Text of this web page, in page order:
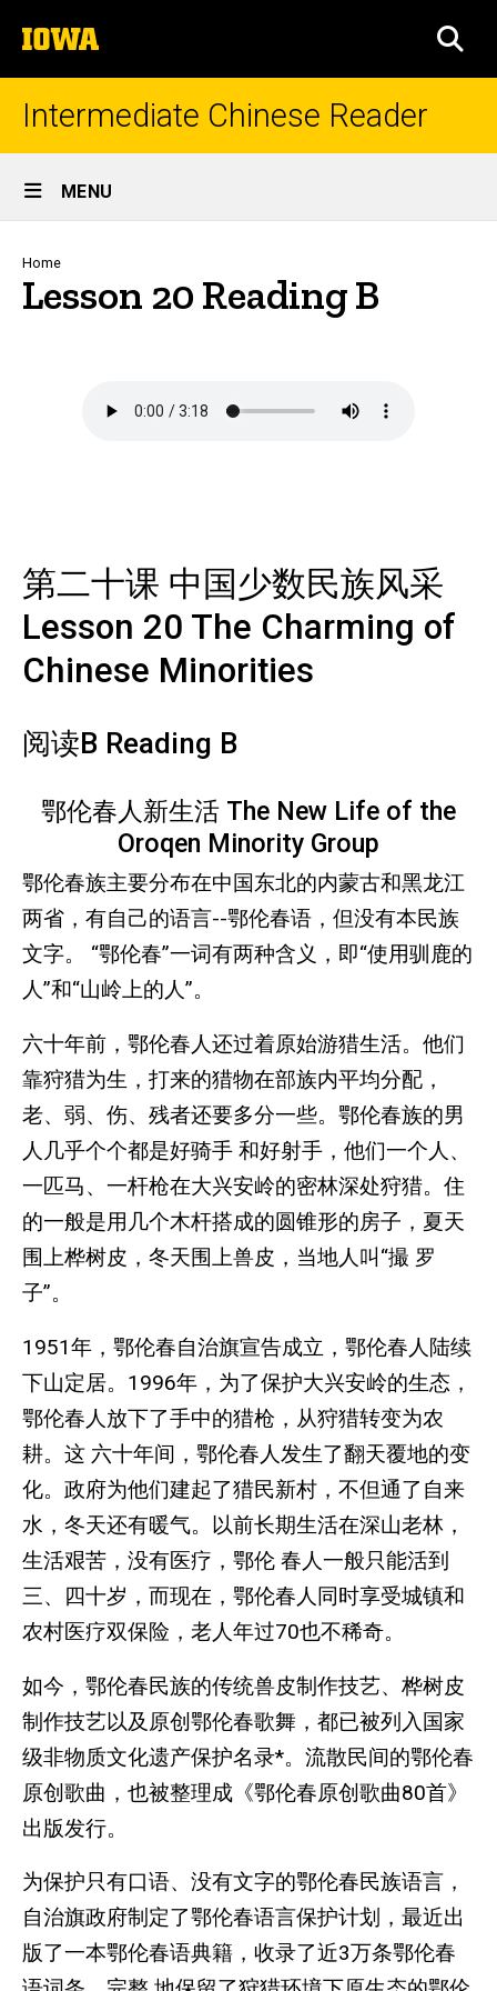
to
content
The
University
of
Intermediate Chinese Reader
Site
Main
Navigation
MENU
Breadcrumb
Home
Lesson 20 Reading B
第二十课 中国少数民族风采
Lesson 20 The Charming of
Chinese Minorities
阅读B Reading B
鄂伦春人新生活 The New Life of the
Oroqen Minority Group
鄂伦春族主要分布在中国东北的内蒙古和黑龙江
两省，有自己的语言--鄂伦春语，但没有本民族
文字。 “鄂伦春”一词有两种含义，即“使用驯鹿的
人”和“山岭上的人”。
六十年前，鄂伦春人还过着原始游猎生活。他们
靠狩猎为生，打来的猎物在部族内平均分配，
老、弱、伤、残者还要多分一些。鄂伦春族的男
人几乎个个都是好骑手 和好射手，他们一个人、
一匹马、一杆枪在大兴安岭的密林深处狩猎。住
的一般是用几个木杆搭成的圆锥形的房子，夏天
围上桦树皮，冬天围上兽皮，当地人叫“撮 罗
子”。
1951年，鄂伦春自治旗宣告成立，鄂伦春人陆续
下山定居。1996年，为了保护大兴安岭的生态，
鄂伦春人放下了手中的猎枪，从狩猎转变为农
耕。这 六十年间，鄂伦春人发生了翻天覆地的变
化。政府为他们建起了猎民新村，不但通了自来
水，冬天还有暖气。以前长期生活在深山老林，
生活艰苦，没有医疗，鄂伦 春人一般只能活到
三、四十岁，而现在，鄂伦春人同时享受城镇和
农村医疗双保险，老人年过70也不稀奇。
如今，鄂伦春民族的传统兽皮制作技艺、桦树皮
制作技艺以及原创鄂伦春歌舞，都已被列入国家
级非物质文化遗产保护名录*。流散民间的鄂伦春
原创歌曲，也被整理成《鄂伦春原创歌曲80首》
出版发行。
为保护只有口语、没有文字的鄂伦春民族语言，
自治旗政府制定了鄂伦春语言保护计划，最近出
版了一本鄂伦春语典籍，收录了近3万条鄂伦春